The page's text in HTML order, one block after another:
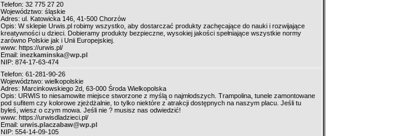
Telefon: 32 775 27 20
Województwo: śląskie
Adres: ul. Katowicka 146, 41-500 Chorzów
Opis: W sklepie Urwis.pl robimy wszystko, aby dostarczać produkty zachęcające do nauki i rozwijające
kreatywności u dzieci. Dobieramy produkty bezpieczne, wysokiej jakości spełniające wszystkie normy
zarówno Polskie jak i Unii Europejskiej.
www: https://urwis.pl/
Email: inezkaminska@wp.pl
NIP: 874-17-63-474
Telefon: 61-281-90-26
Województwo: wielkopolskie
Adres: Marcinkowskiego 2d, 63-000 Środa Wielkopolska
Opis: URWIS to niesamowite miejsce stworzone z myślą o najmłodszych. Trampolina, tunele zamontowane
pod sufitem czy kolorowe zjeżdżalnie, to tylko niektóre z atrakcji dostępnych na naszym placu. Jeśli tu
byłeś, wiesz o czym mowa. Jeśli nie ? musisz nas odwiedzić!
www: https://urwisdladzieci.pl/
Email: urwis.placzabaw@wp.pl
NIP: 554-14-09-105